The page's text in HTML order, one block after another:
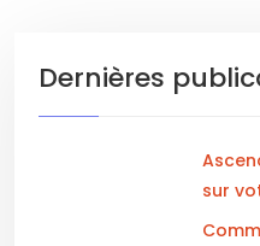
Dernières
sur